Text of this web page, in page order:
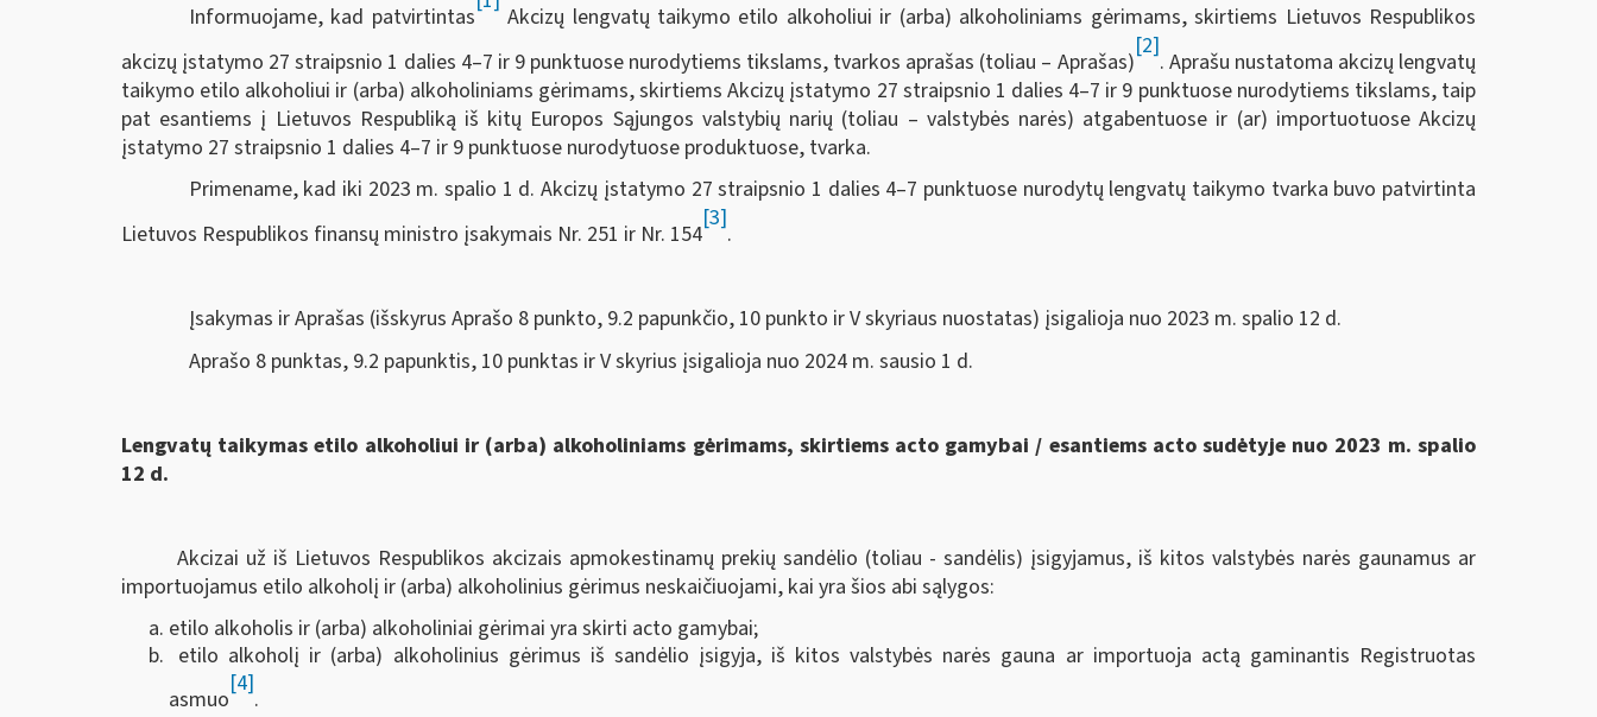
Informuojame, kad patvirtintas
Akcizų lengvatų taikymo etilo alkoholiui ir (arba) alkoholiniams gėrimams, skirtiems Lietuvos Respublikos
akcizų įstatymo 27 straipsnio 1 dalies 4–7 ir 9 punktuose nurodytiems tikslams, tvarkos aprašas (toliau – Aprašas)
[2]
. Aprašu nustatoma akcizų lengvatų
taikymo etilo alkoholiui ir (arba) alkoholiniams gėrimams, skirtiems Akcizų įstatymo 27 straipsnio 1 dalies 4–7 ir 9 punktuose nurodytiems tikslams, taip
pat esantiems į Lietuvos Respubliką iš kitų Europos Sąjungos valstybių narių (toliau – valstybės narės) atgabentuose ir (ar) importuotuose Akcizų
įstatymo 27 straipsnio 1 dalies 4–7 ir 9 punktuose nurodytuose produktuose, tvarka.
Primename, kad iki 2023 m. spalio 1 d. Akcizų įstatymo 27 straipsnio 1 dalies 4–7 punktuose nurodytų lengvatų taikymo tvarka buvo patvirtinta
Lietuvos Respublikos finansų ministro įsakymais Nr. 251 ir Nr. 154
[3]
.
Įsakymas ir Aprašas (išskyrus Aprašo 8 punkto, 9.2 papunkčio, 10 punkto ir V skyriaus nuostatas) įsigalioja nuo 2023 m. spalio 12 d.
Aprašo 8 punktas, 9.2 papunktis, 10 punktas ir V skyrius įsigalioja nuo 2024 m. sausio 1 d.
Lengvatų taikymas etilo alkoholiui ir (arba) alkoholiniams gėrimams, skirtiems acto gamybai / esantiems acto sudėtyje nuo 2023 m. spalio
12 d.
Akcizai už iš Lietuvos Respublikos akcizais apmokestinamų prekių sandėlio (toliau - sandėlis) įsigyjamus, iš kitos valstybės narės gaunamus ar
importuojamus etilo alkoholį ir (arba) alkoholinius gėrimus neskaičiuojami, kai yra šios abi sąlygos:
etilo alkoholis ir (arba) alkoholiniai gėrimai yra skirti acto gamybai;
etilo alkoholį ir (arba) alkoholinius gėrimus iš sandėlio įsigyja, iš kitos valstybės narės gauna ar importuoja actą gaminantis Registruotas
asmuo
[4]
.